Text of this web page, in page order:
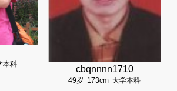
本科
cbqnnnn1710
49岁 173cm 大学本科